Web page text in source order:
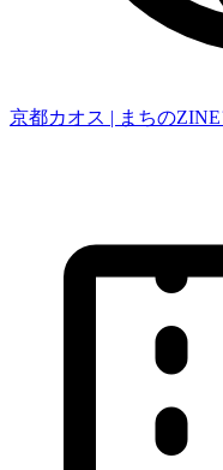
京都カオス | まちの